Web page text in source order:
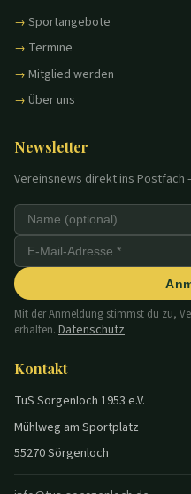
Sportangebote
Termine
Mitglied werden
Über uns
Newsletter
Vereinsnews direkt ins Postfach
Mit der Anmeldung stimmst du zu,
erhalten. Datenschutz
Kontakt
TuS Sörgenloch 1953 e.V.
Mühlweg am Sportplatz
55270 Sörgenloch